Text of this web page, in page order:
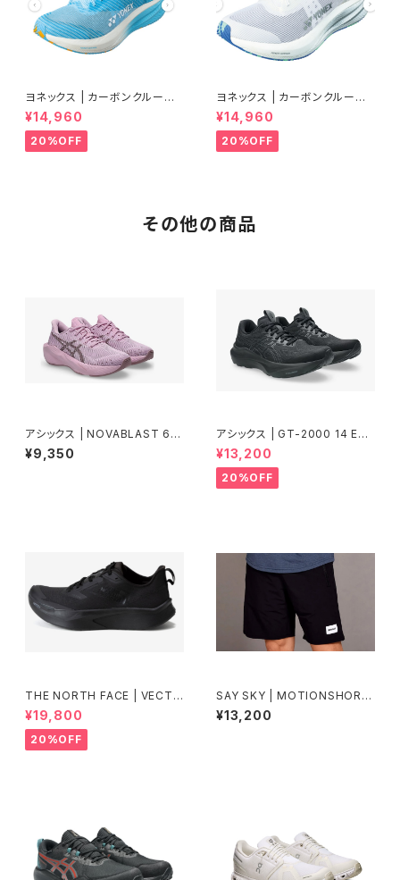
ヨネックス | カーボンクルーズ
エアラス | セルリアンブルー |
Women
¥14,960
20%OFF
ヨネックス | カーボンクルーズ
エアラス | クールホワイト | Wo
men
¥14,960
20%OFF
その他の商品
アシックス | NOVABLAST 6 G
S | HAZYLILAC/DARKPRUN
E
¥9,350
アシックス | GT-2000 14 EXT
RA WIDE | BLACK/GRAPHIT
E GREY | Men
¥13,200
20%OFF
THE NORTH FACE | VECTI
VVERSA | TNFブラック/TNF
ブラック | Unisex
¥19,800
20%OFF
SAY SKY | MOTIONSHORT
S8 | Men | Black
¥13,200